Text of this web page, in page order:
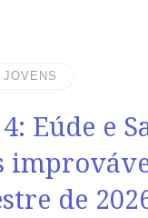
A verdadeira
DA LIÇÃO
à
para uma vida
JOVENS
Eúde e
de